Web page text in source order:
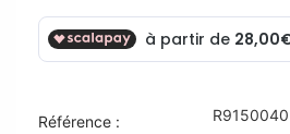
Référence : R9150040